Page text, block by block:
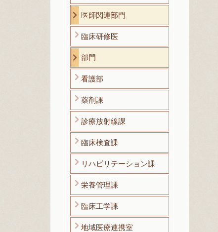
医師関連部門
臨床研修医
部門
看護部
薬剤課
診療放射線課
臨床検査課
リハビリテーション課
栄養管理課
臨床工学課
地域医療連携室